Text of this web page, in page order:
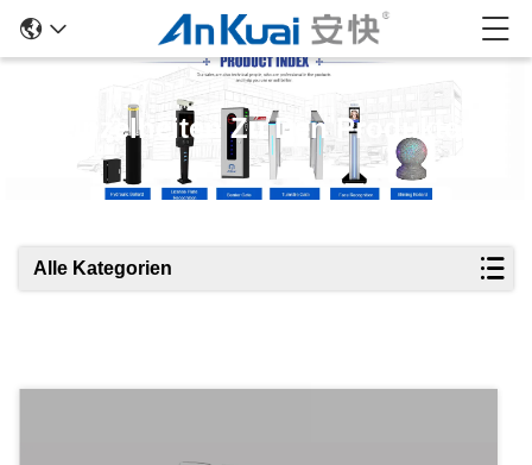
Einzelheiten Zu Den Produkten
Alle Kategorien